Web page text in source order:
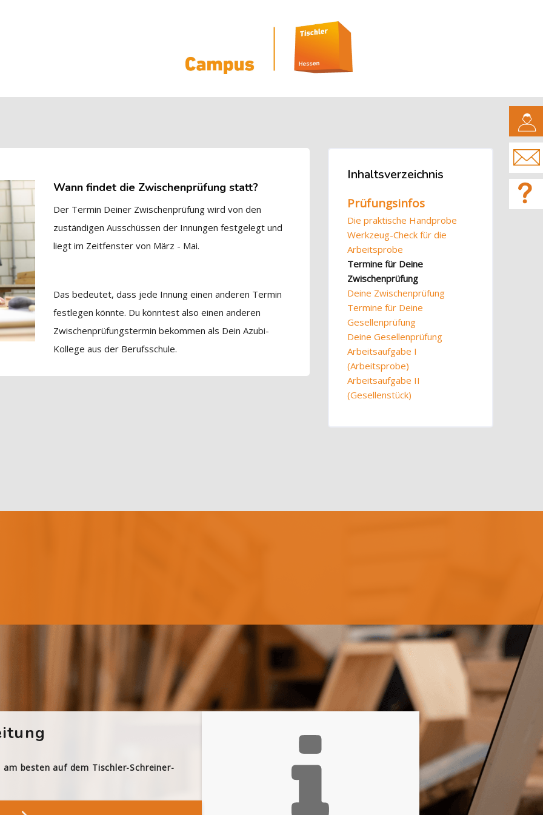
Wann findet die Zwischenprüfung statt?
Der Termin Deiner Zwischenprüfung wird von den
zuständigen Ausschüssen der Innungen festgelegt und
liegt im Zeitfenster von März - Mai.
Das bedeutet, dass jede Innung einen anderen Termin
festlegen könnte. Du könntest also einen anderen
Zwischenprüfungstermin bekommen als Dein Azubi-
Kollege aus der Berufsschule.
Inhaltsverzeichnis überspringen
Inhaltsverzeichnis
Prüfungsinfos
Die praktische Handprobe
Werkzeug-Check für die
Arbeitsprobe
Termine für Deine
Zwischenprüfung
Deine Zwischenprüfung
Termine für Deine
Gesellenprüfung
Deine Gesellenprüfung
Arbeitsaufgabe I
(Arbeitsprobe)
Arbeitsaufgabe II
(Gesellenstück)
besten auf dem Tischler-Schreiner-